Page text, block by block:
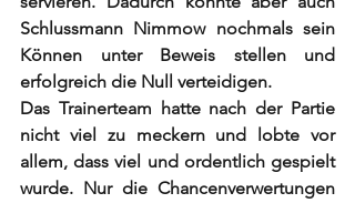
Schlussmann Nimmow nochmals sein
Können unter Beweis stellen und
erfolgreich die Null verteidigen.
Das Trainerteam hatte nach der Partie
nicht viel zu meckern und lobte vor
allem, dass viel und ordentlich gespielt
wurde. Nur die Chancenverwertungen